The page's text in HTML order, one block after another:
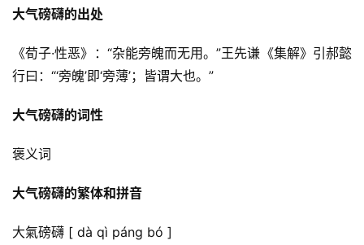
大气磅礴的出处
《荀子·性恶》：“杂能旁魄而无用。”王先谦《集解》引郝懿
行曰：“‘旁魄’即‘旁薄’；皆谓大也。”
大气磅礴的词性
褒义词
大气磅礴的繁体和拼音
大氣磅礴 [ dà qì páng bó ]